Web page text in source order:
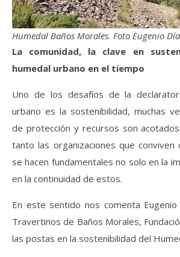
Humedal Baños Morales. Foto Eugenio
La comunidad, la clave en
humedal urbano en el tiempo
Uno de los desafíos de la
urbano es la sostenibilidad, muchas
de protección y recursos son
tanto las organizaciones que conviven
se hacen fundamentales no solo en la
en la continuidad de estos.
En este sentido nos comenta
Travertinos de Baños Morales,
las postas en la sostenibilidad del